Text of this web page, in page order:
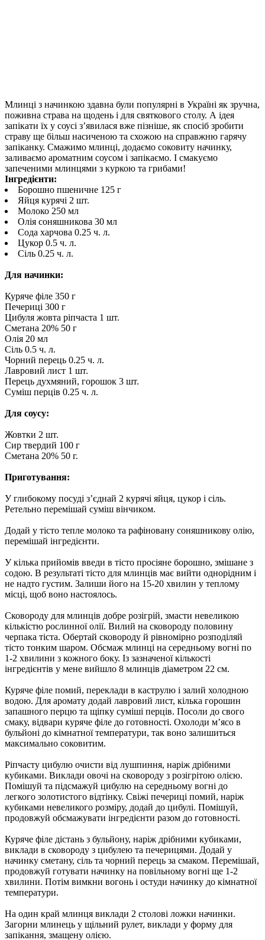
Млинці з начинкою здавна були популярні в Україні як зручна,
поживна страва на щодень і для святкового столу. А ідея
запікати їх у соусі з’явилася вже пізніше, як спосіб зробити
страву ще більш насиченою та схожою на справжню гарячу
запіканку. Смажимо млинці, додаємо соковиту начинку,
заливаємо ароматним соусом і запікаємо. І смакуємо
запеченими млинцями з куркою та грибами!
Інгредієнти:
Борошно пшеничне 125 г
Яйця курячі 2 шт.
Молоко 250 мл
Олія соняшникова 30 мл
Сода харчова 0.25 ч. л.
Цукор 0.5 ч. л.
Сіль 0.25 ч. л.
Для начинки:
Куряче філе 350 г
Печериці 300 г
Цибуля жовта ріпчаста 1 шт.
Сметана 20% 50 г
Олія 20 мл
Сіль 0.5 ч. л.
Чорний перець 0.25 ч. л.
Лавровий лист 1 шт.
Перець духмяний, горошок 3 шт.
Суміш перців 0.25 ч. л.
Для соусу:
Жовтки 2 шт.
Сир твердий 100 г
Сметана 20% 50 г.
Приготування:
У глибокому посуді з’єднай 2 курячі яйця, цукор і сіль.
Ретельно перемішай суміш вінчиком.
Додай у тісто тепле молоко та рафіновану соняшникову олію,
перемішай інгредієнти.
У кілька прийомів введи в тісто просіяне борошно, змішане з
содою. В результаті тісто для млинців має вийти однорідним і
не надто густим. Залиши його на 15-20 хвилин у теплому
місці, щоб воно настоялось.
Сковороду для млинців добре розігрій, змасти невеликою
кількістю рослинної олії. Вилий на сковороду половину
черпака тіста. Обертай сковороду й рівномірно розподіляй
тісто тонким шаром. Обсмаж млинці на середньому вогні по
1-2 хвилини з кожного боку. Із зазначеної кількості
інгредієнтів у мене вийшло 8 млинців діаметром 22 см.
Куряче філе помий, переклади в каструлю і залий холодною
водою. Для аромату додай лавровий лист, кілька горошин
запашного перцю та щіпку суміші перців. Посоли до свого
смаку, відвари куряче філе до готовності. Охолоди м’ясо в
бульйоні до кімнатної температури, так воно залишиться
максимально соковитим.
Ріпчасту цибулю очисти від лушпиння, наріж дрібними
кубиками. Виклади овочі на сковороду з розігрітою олією.
Помішуй та підсмажуй цибулю на середньому вогні до
легкого золотистого відтінку. Свіжі печериці помий, наріж
кубиками невеликого розміру, додай до цибулі. Помішуй,
продовжуй обсмажувати інгредієнти разом до готовності.
Куряче філе дістань з бульйону, наріж дрібними кубиками,
виклади в сковороду з цибулею та печерицями. Додай у
начинку сметану, сіль та чорний перець за смаком. Перемішай,
продовжуй готувати начинку на повільному вогні ще 1-2
хвилини. Потім вимкни вогонь і остуди начинку до кімнатної
температури.
На один край млинця виклади 2 столові ложки начинки.
Загорни млинець у щільний рулет, виклади у форму для
запікання, змащену олією.